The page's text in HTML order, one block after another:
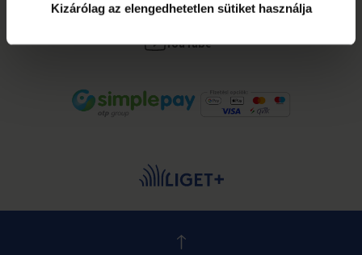
Kizárólag az elengedhetetlen sütiket használja
YouTube